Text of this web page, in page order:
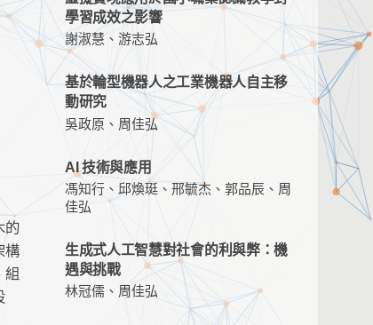
的
構
組
學習成效之影響
謝淑慧、游志弘
基於輪型機器人之工業機器人自主移
動研究
吳政原、周佳弘
AI 技術與應用
馮知行、邱煥珽、邢毓杰、郭品辰、周
佳弘
生成式人工智慧對社會的利與弊：機
遇與挑戰
林冠儒、周佳弘